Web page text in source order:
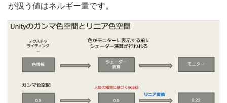
が扱う値はネルギー量です。